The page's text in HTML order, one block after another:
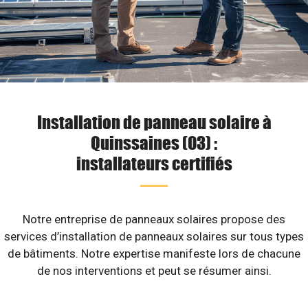
Installation de panneau solaire à
Quinssaines (03) :
installateurs certifiés
Notre entreprise de panneaux solaires propose des
services d’installation de panneaux solaires sur tous types
de bâtiments. Notre expertise manifeste lors de chacune
de nos interventions et peut se résumer ainsi.